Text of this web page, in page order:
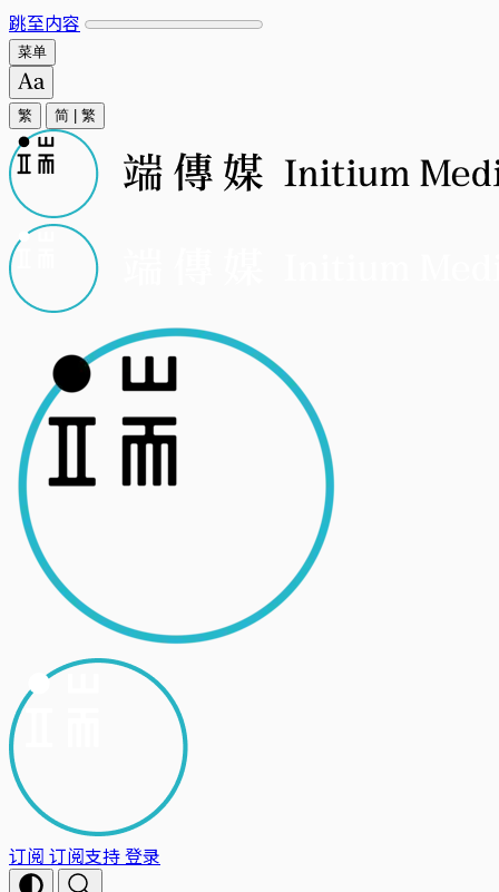
跳至内容
菜单
繁 简 繁
订阅 订阅支持登录